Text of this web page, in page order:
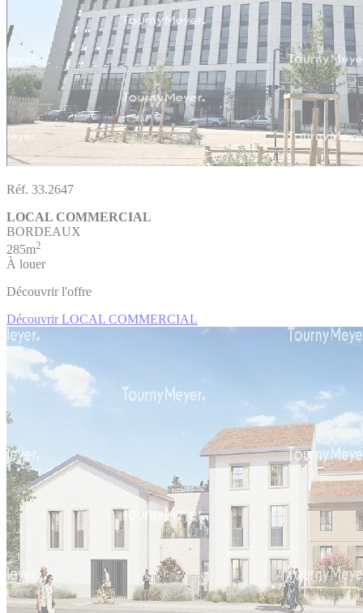
Réf. 33.2647
LOCAL COMMERCIAL
BORDEAUX
285m2
À louer
Découvrir l'offre
Découvrir LOCAL COMMERCIAL